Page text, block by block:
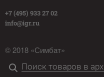
+7 (495) 933 27 02
info@igr.ru
© 2018 «Симбат»